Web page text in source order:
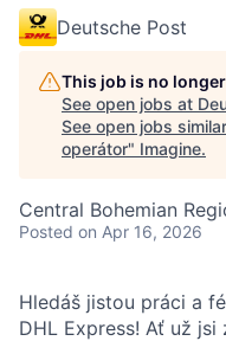
Deutsche Post
This job is no
See open jobs at
See open jobs
operátor" Imagine.
Central Bohemian
Posted on Apr 16, 2026
Hledáš jistou práci a
DHL Express! Ať už